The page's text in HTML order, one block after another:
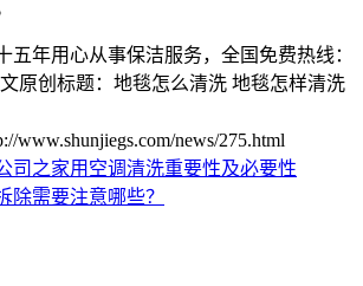
五年用心从事保洁服务，全国免费热线：
原创标题： 地毯怎么清洗 地毯怎样清洗
www.shunjiegs.com/news/275.html
司之家用空调清洗重要性及必要性
除需要注意哪些？